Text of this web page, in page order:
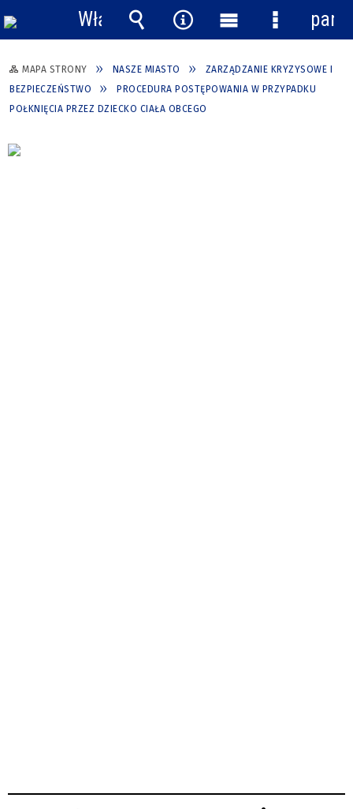
MAPA STRONY NASZE MIASTO
ZARZĄDZANIE KRYZYSOWE I
BEZPIECZEŃSTWO
PROCEDURA POSTĘPOWANIA W PRZYPADKU
POŁKNIĘCIA PRZEZ DZIECKO CIAŁA OBCEGO
Włącz
powiadomienia
Wyszukiwarka
Narzędzia
Menu
główne
Menu
panel